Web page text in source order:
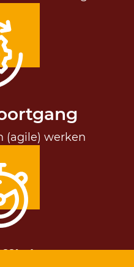
(agile) werken